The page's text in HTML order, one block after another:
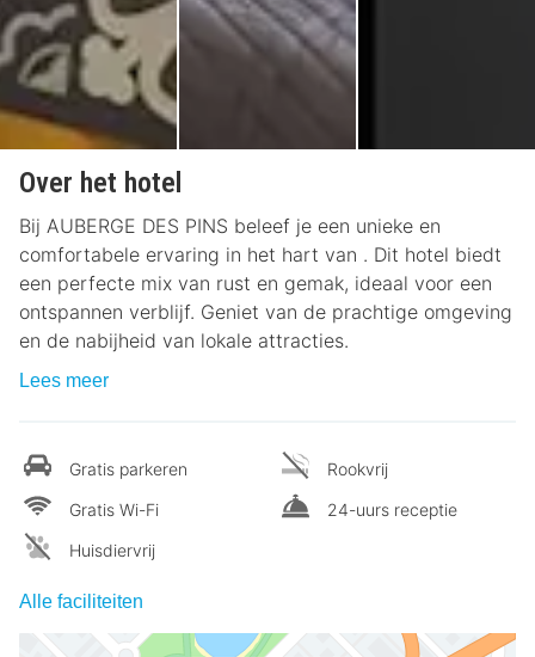
Over het hotel
Bij AUBERGE DES PINS beleef je een unieke en
comfortabele ervaring in het hart van . Dit hotel biedt
een perfecte mix van rust en gemak, ideaal voor een
ontspannen verblijf. Geniet van de prachtige omgeving
en de nabijheid van lokale attracties.
Lees meer
Gratis parkeren
Gratis Wi-Fi
Huisdiervrij
Rookvrij
24-uurs receptie
Alle faciliteiten